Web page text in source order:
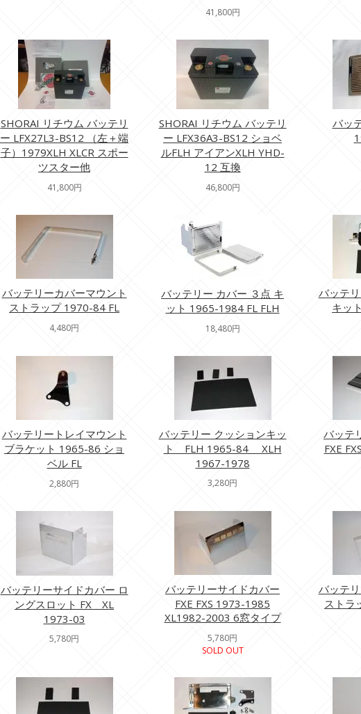
41,800円
SHORAI リチウム バッテリ
ー LFX27L3-BS12 （左＋端
子）1979XLH XLCR スポー
ツスター他
41,800円
SHORAI リチウム バッテリ
ー LFX36A3-BS12 ショベ
ルFLH アイアンXLH YHD-
12 互換
46,800円
バッ
バッテリーカバーマウント
ストラップ 1970-84 FL
4,480円
バッテリー カバー ３点 キ
ット 1965-1984 FL FLH
18,480円
バッテ
キッ
バッテリートレイマウント
ブラケット 1965-86 ショ
ベル FL
2,880円
バッテリー クッションキッ
ト FLH 1965-84 XLH
1967-1978
3,280円
バッテ
FXE
バッテリーサイドカバー ロ
ングスロット FX XL
1973-03
5,780円
バッテリーサイドカバー
FXE FXS 1973-1985
XL1982-2003 6窓タイプ
5,780円
SOLD OUT
バッテ
ストラ